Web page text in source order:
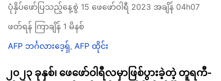
ပုံနှိပ်ဖော်ပြသည့်နေ့စွဲ 15 ဖေဖော်ဝါရီ 2023 အချိန် 04h07
ဖတ်ရန် ကြာချိန် 1 မိနစ်
AFP ဘင်္ဂလားဒေ့ရှ်, AFP ထိုင်း
၂၀၂၃ ခုနှစ်၊ ဖေဖော်ဝါရီလမှာဖြစ်ပွားခဲ့တဲ့ တူရကီ-